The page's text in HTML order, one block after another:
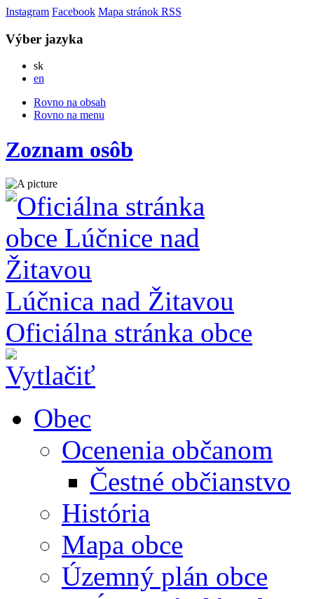
Instagram Facebook Mapa stránok RSS
Výber jazyka
skSlovensky
en
Rovno na obsah
Rovno na menu
Zoznam osôb
Lúčnica nad Žitavou
Oficiálna stránka obce
Obec
Ocenenia občanom
Čestné občianstvo
História
Mapa obce
Územný plán obce